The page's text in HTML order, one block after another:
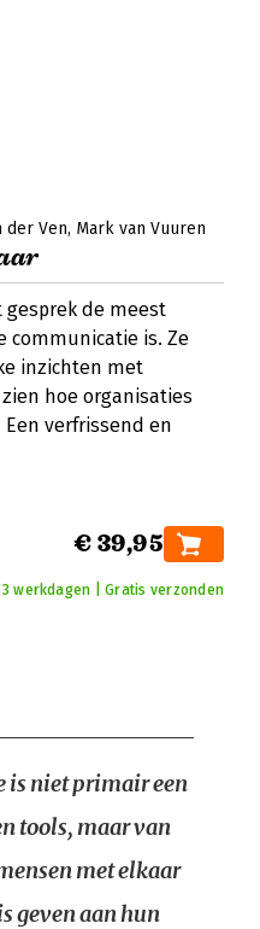
der Ven Mark van Vuuren
de meest
communicatie is. Ze
inzichten met
hoe organisaties
verfrissend en
€ 39,95
werkdagen | Gratis verzonden
is niet primair een
tools, maar van
met elkaar
geven aan hun